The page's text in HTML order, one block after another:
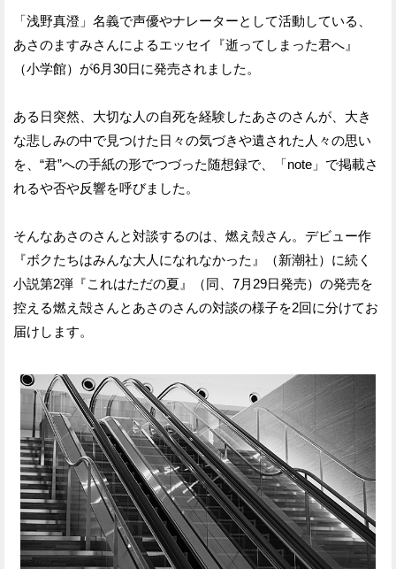
シ
す
る
シ
す
る
「浅野真澄」名義で声優やナレーターとして活動している、
あさのますみさんによるエッセイ『逝ってしまった君へ』
（小学館）が6月30日に発売されました。
ある日突然、大切な人の自死を経験したあさのさんが、大き
な悲しみの中で見つけた日々の気づきや遺された人々の思い
を、“君”への手紙の形でつづった随想録で、「note」で掲載さ
れるや否や反響を呼びました。
そんなあさのさんと対談するのは、燃え殻さん。デビュー作
『ボクたちはみんな大人になれなかった』（新潮社）に続く
小説第2弾『これはただの夏』（同、7月29日発売）の発売を
控える燃え殻さんとあさのさんの対談の様子を2回に分けてお
届けします。